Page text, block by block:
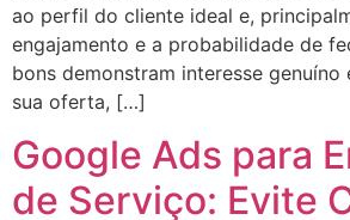
ao perfil do cliente ideal e,
engajamento e a probabilidade de
bons demonstram interesse genuíno
sua oferta, […]
Google Ads para
de Serviço: Evite